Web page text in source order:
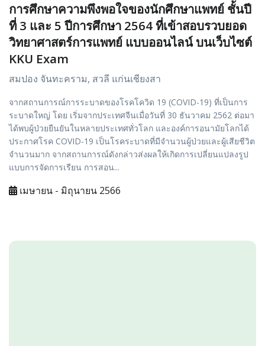
การศึกษาความพึงพอใจของนักศึกษาแพทย์ ชั้นปี
ที่ 3 และ 5 ปีการศึกษา 2564 ที่เข้าสอบรวบยอด
วิทยาศาสตร์การแพทย์ แบบออนไลน์ บนเว็บไซต์
KKU Exam
สมปอง จันทะคราม, สวลี แก่นเชียงสา
จากสถานการณ์การระบาดของโรคโควิด 19 (COVID-19) ที่เป็นการ
ระบาดใหญ่ โดย เริ่มจากประเทศจีนเมื่อวันที่ 30 ธันวาคม 2562 ต่อมา
ได้พบผู้ป่วยยืนยันในหลายประเทศทั่วโลก และองค์การอนามัยโลกได้
ประกาศโรค COVID-19 เป็นโรคระบาดที่มีจำนวนผู้ป่วยและผู้เสียชีวิต
จำนวนมาก จากสถานการณ์ดังกล่าวส่งผลให้เกิดการเปลี่ยนแปลงรูป
แบบการจัดการเรียน การสอน...
เมษายน - มิถุนายน 2566